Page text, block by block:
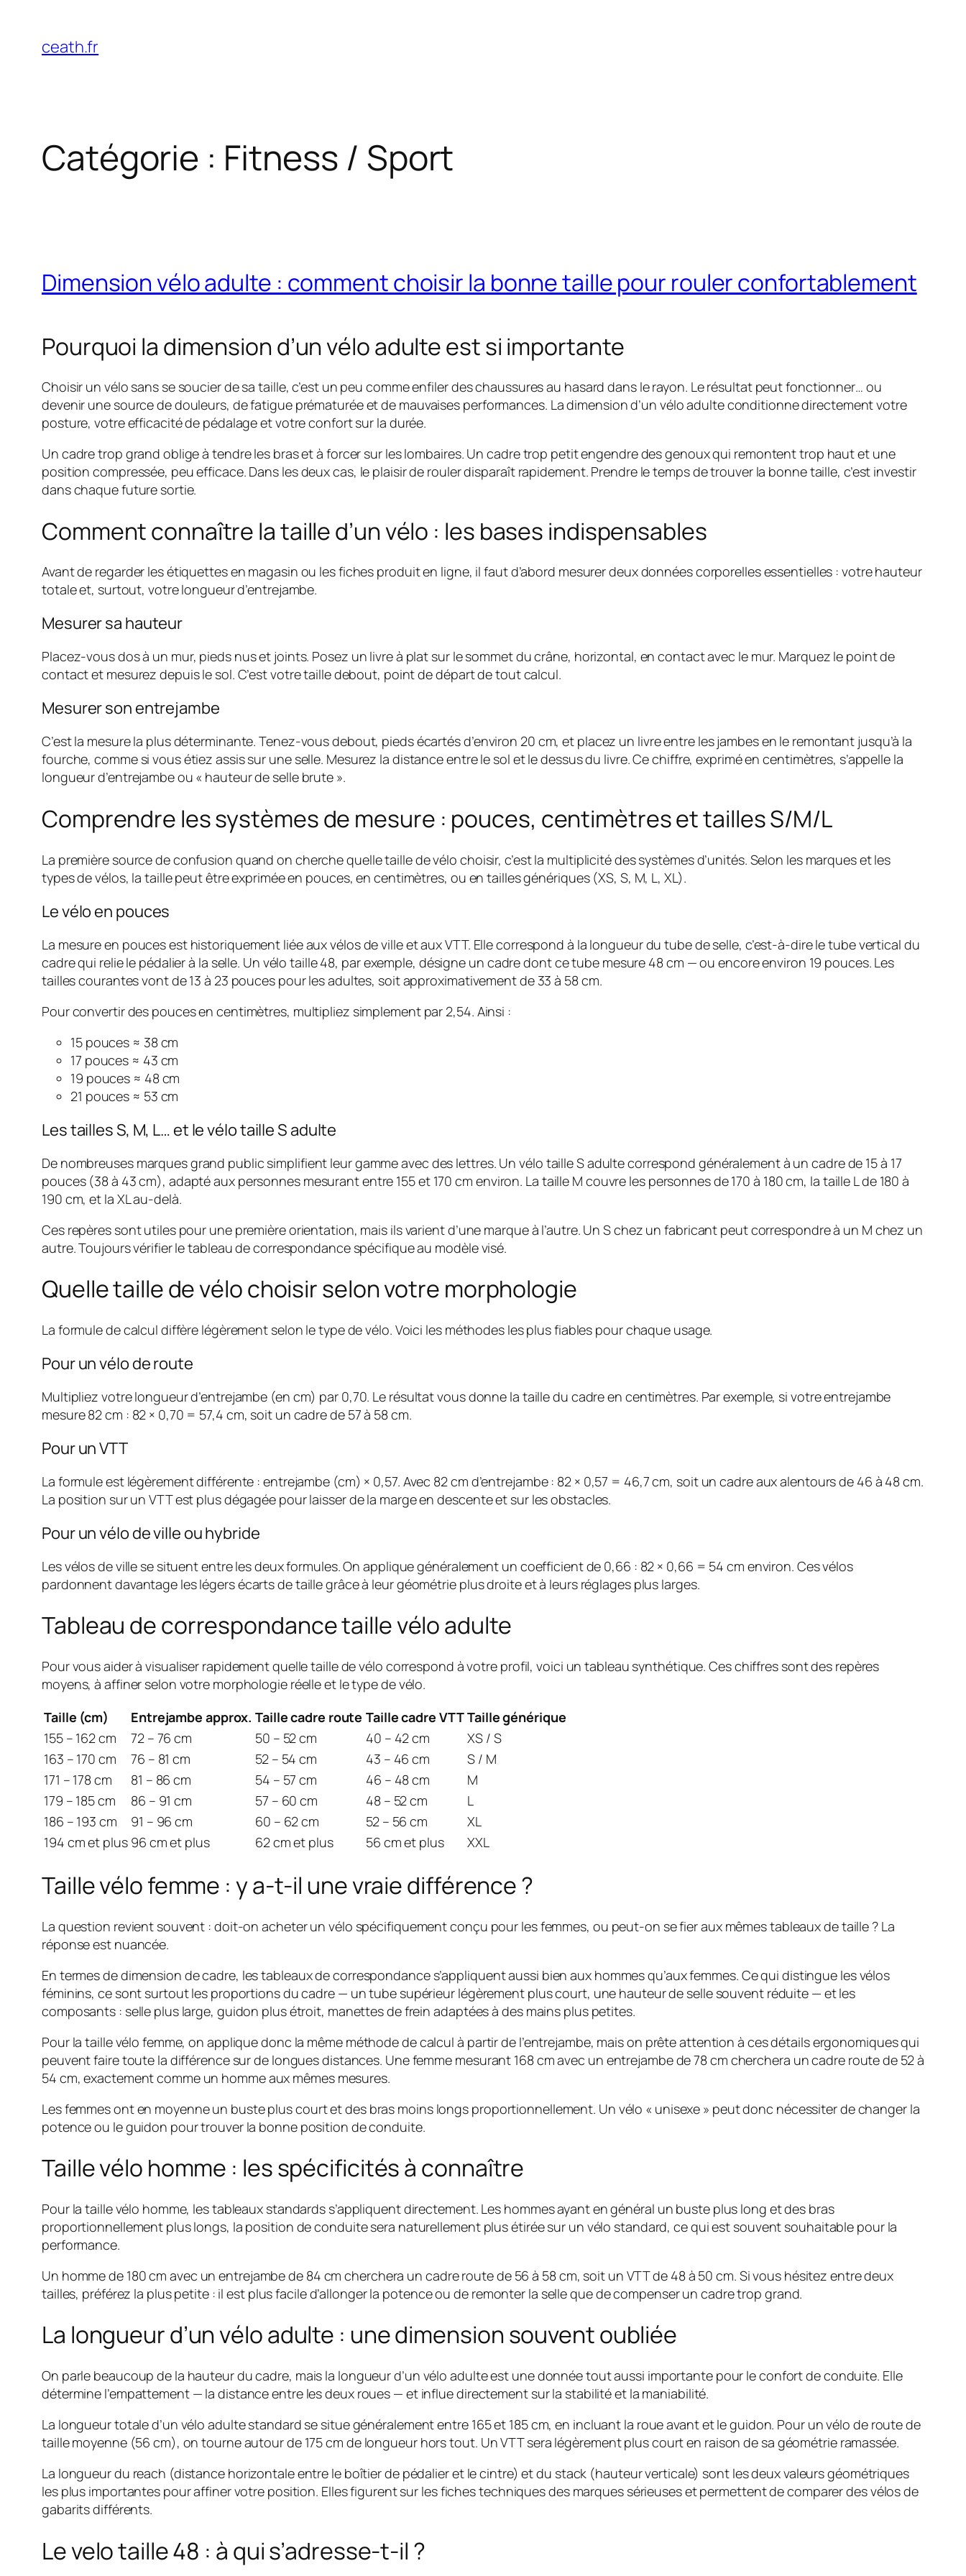
contenu
ceath.fr
Catégorie : Fitness / Sport
Dimension vélo adulte : comment choisir la bonne taille pour rouler confortablement
Pourquoi la dimension d’un vélo adulte est si importante
Choisir un vélo sans se soucier de sa taille, c’est un peu comme enfiler des chaussures au hasard dans le rayon. Le résultat peut fonctionner… ou
devenir une source de douleurs, de fatigue prématurée et de mauvaises performances. La dimension d’un vélo adulte conditionne directement votre
posture, votre efficacité de pédalage et votre confort sur la durée.
Un cadre trop grand oblige à tendre les bras et à forcer sur les lombaires. Un cadre trop petit engendre des genoux qui remontent trop haut et une
position compressée, peu efficace. Dans les deux cas, le plaisir de rouler disparaît rapidement. Prendre le temps de trouver la bonne taille, c’est investir
dans chaque future sortie.
Comment connaître la taille d’un vélo : les bases indispensables
Avant de regarder les étiquettes en magasin ou les fiches produit en ligne, il faut d’abord mesurer deux données corporelles essentielles : votre hauteur
totale et, surtout, votre longueur d’entrejambe.
Mesurer sa hauteur
Placez-vous dos à un mur, pieds nus et joints. Posez un livre à plat sur le sommet du crâne, horizontal, en contact avec le mur. Marquez le point de
contact et mesurez depuis le sol. C’est votre taille debout, point de départ de tout calcul.
Mesurer son entrejambe
C’est la mesure la plus déterminante. Tenez-vous debout, pieds écartés d’environ 20 cm, et placez un livre entre les jambes en le remontant jusqu’à la
fourche, comme si vous étiez assis sur une selle. Mesurez la distance entre le sol et le dessus du livre. Ce chiffre, exprimé en centimètres, s’appelle la
longueur d’entrejambe ou « hauteur de selle brute ».
Comprendre les systèmes de mesure : pouces, centimètres et tailles S/M/L
La première source de confusion quand on cherche quelle taille de vélo choisir, c’est la multiplicité des systèmes d’unités. Selon les marques et les
types de vélos, la taille peut être exprimée en pouces, en centimètres, ou en tailles génériques (XS, S, M, L, XL).
Le vélo en pouces
La mesure en pouces est historiquement liée aux vélos de ville et aux VTT. Elle correspond à la longueur du tube de selle, c’est-à-dire le tube vertical du
cadre qui relie le pédalier à la selle. Un vélo taille 48, par exemple, désigne un cadre dont ce tube mesure 48 cm — ou encore environ 19 pouces. Les
tailles courantes vont de 13 à 23 pouces pour les adultes, soit approximativement de 33 à 58 cm.
Pour convertir des pouces en centimètres, multipliez simplement par 2,54. Ainsi :
15 pouces ≈ 38 cm
17 pouces ≈ 43 cm
19 pouces ≈ 48 cm
21 pouces ≈ 53 cm
Les tailles S, M, L… et le vélo taille S adulte
De nombreuses marques grand public simplifient leur gamme avec des lettres. Un vélo taille S adulte correspond généralement à un cadre de 15 à 17
pouces (38 à 43 cm), adapté aux personnes mesurant entre 155 et 170 cm environ. La taille M couvre les personnes de 170 à 180 cm, la taille L de 180 à
190 cm, et la XL au-delà.
Ces repères sont utiles pour une première orientation, mais ils varient d’une marque à l’autre. Un S chez un fabricant peut correspondre à un M chez un
autre. Toujours vérifier le tableau de correspondance spécifique au modèle visé.
Quelle taille de vélo choisir selon votre morphologie
La formule de calcul diffère légèrement selon le type de vélo. Voici les méthodes les plus fiables pour chaque usage.
Pour un vélo de route
Multipliez votre longueur d’entrejambe (en cm) par 0,70. Le résultat vous donne la taille du cadre en centimètres. Par exemple, si votre entrejambe
mesure 82 cm : 82 × 0,70 = 57,4 cm, soit un cadre de 57 à 58 cm.
Pour un VTT
La formule est légèrement différente : entrejambe (cm) × 0,57. Avec 82 cm d’entrejambe : 82 × 0,57 = 46,7 cm, soit un cadre aux alentours de 46 à 48 cm.
La position sur un VTT est plus dégagée pour laisser de la marge en descente et sur les obstacles.
Pour un vélo de ville ou hybride
Les vélos de ville se situent entre les deux formules. On applique généralement un coefficient de 0,66 : 82 × 0,66 = 54 cm environ. Ces vélos
pardonnent davantage les légers écarts de taille grâce à leur géométrie plus droite et à leurs réglages plus larges.
Tableau de correspondance taille vélo adulte
Pour vous aider à visualiser rapidement quelle taille de vélo correspond à votre profil, voici un tableau synthétique. Ces chiffres sont des repères
moyens, à affiner selon votre morphologie réelle et le type de vélo.
Taille (cm)
Entrejambe approx. Taille cadre route Taille cadre VTTTaille générique
155 – 162 cm
72 – 76 cm 50 – 52 cm 40 – 42 cm
XS / S
163 – 170 cm
76 – 81 cm 52 – 54 cm 43 – 46 cm
S / M
171 – 178 cm
81 – 86 cm 54 – 57 cm 46 – 48 cm
M
179 – 185 cm
86 – 91 cm 57 – 60 cm 48 – 52 cm
L
186 – 193 cm
91 – 96 cm 60 – 62 cm 52 – 56 cm
XL
194 cm et plus 96 cm et plus 62 cm et plus 56 cm et plus XXL
Taille vélo femme : y a-t-il une vraie différence ?
La question revient souvent : doit-on acheter un vélo spécifiquement conçu pour les femmes, ou peut-on se fier aux mêmes tableaux de taille ? La
réponse est nuancée.
En termes de dimension de cadre, les tableaux de correspondance s’appliquent aussi bien aux hommes qu’aux femmes. Ce qui distingue les vélos
féminins, ce sont surtout les proportions du cadre — un tube supérieur légèrement plus court, une hauteur de selle souvent réduite — et les
composants : selle plus large, guidon plus étroit, manettes de frein adaptées à des mains plus petites.
Pour la taille vélo femme, on applique donc la même méthode de calcul à partir de l’entrejambe, mais on prête attention à ces détails ergonomiques qui
peuvent faire toute la différence sur de longues distances. Une femme mesurant 168 cm avec un entrejambe de 78 cm cherchera un cadre route de 52 à
54 cm, exactement comme un homme aux mêmes mesures.
Les femmes ont en moyenne un buste plus court et des bras moins longs proportionnellement. Un vélo « unisexe » peut donc nécessiter de changer la
potence ou le guidon pour trouver la bonne position de conduite.
Taille vélo homme : les spécificités à connaître
Pour la taille vélo homme, les tableaux standards s’appliquent directement. Les hommes ayant en général un buste plus long et des bras
proportionnellement plus longs, la position de conduite sera naturellement plus étirée sur un vélo standard, ce qui est souvent souhaitable pour la
performance.
Un homme de 180 cm avec un entrejambe de 84 cm cherchera un cadre route de 56 à 58 cm, soit un VTT de 48 à 50 cm. Si vous hésitez entre deux
tailles, préférez la plus petite : il est plus facile d’allonger la potence ou de remonter la selle que de compenser un cadre trop grand.
La longueur d’un vélo adulte : une dimension souvent oubliée
On parle beaucoup de la hauteur du cadre, mais la longueur d’un vélo adulte est une donnée tout aussi importante pour le confort de conduite. Elle
détermine l’empattement — la distance entre les deux roues — et influe directement sur la stabilité et la maniabilité.
La longueur totale d’un vélo adulte standard se situe généralement entre 165 et 185 cm, en incluant la roue avant et le guidon. Pour un vélo de route de
taille moyenne (56 cm), on tourne autour de 175 cm de longueur hors tout. Un VTT sera légèrement plus court en raison de sa géométrie ramassée.
La longueur du reach (distance horizontale entre le boîtier de pédalier et le cintre) et du stack (hauteur verticale) sont les deux valeurs géométriques
les plus importantes pour affiner votre position. Elles figurent sur les fiches techniques des marques sérieuses et permettent de comparer des vélos de
gabarits différents.
Le velo taille 48 : à qui s’adresse-t-il ?